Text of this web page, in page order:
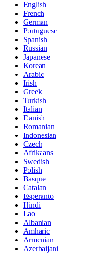
English
French
German
Portuguese
Spanish
Russian
Japanese
Korean
Arabic
Irish
Greek
Turkish
Italian
Danish
Romanian
Indonesian
Czech
Afrikaans
Swedish
Polish
Basque
Catalan
Esperanto
Hindi
Lao
Albanian
Amharic
Armenian
Azerbaijani